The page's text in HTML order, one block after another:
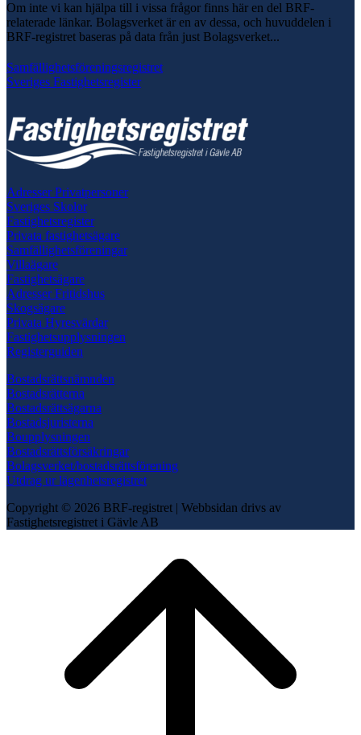
Om inte vi kan hjälpa till i vissa frågor finns här en del BRF-
relaterade länkar. Bolagsverket är en av dessa, och huvuddelen i
BRF-registret baseras på data från just Bolagsverket...
Samfällighetsföreningsregistret
Sveriges Fastighetsregister
Adresser Privatpersoner
Sveriges Skolor
Fastighetsregister
Privata fastighetsägare
Samfällighetsföreningar
Villaägare
Fastighetsägare
Adresser Fritidshus
Skogsägare
Privata Hyresvärdar
Fastighetsupplysningen
Registerguiden
Bostadsrättsnämnden
Bostadsrätterna
Bostadsrättsägarna
Bostadsjuristerna
Boupplysningen
Bostadsrättsförsäkringar
Bolagsverket/bostadsrättsförening
Utdrag ur lägenhetsregistret
Copyright © 2026 BRF-registret | Webbsidan drivs av
Fastighetsregistret i Gävle AB